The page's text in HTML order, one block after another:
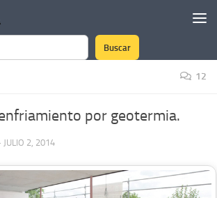
Buscar
12
por geotermia.
· JULIO 2, 2014